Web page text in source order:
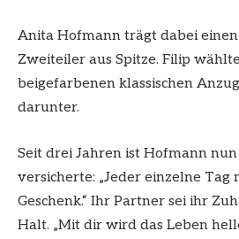
Anita Hofmann trägt dabei
Zweiteiler aus Spitze. Filip
beigefarbenen klassischen
darunter.
Seit drei Jahren ist Hofmann
versicherte: „Jeder einzelne Tag
Geschenk.“ Ihr Partner sei ihr
Halt. „Mit dir wird das Leben